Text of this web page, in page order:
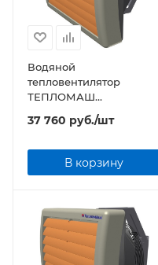
Водяной
тепловентилятор
ТЕПЛОМАШ
КЭВ-16М3W1 серии MW
37 760 руб./шт
В корзину